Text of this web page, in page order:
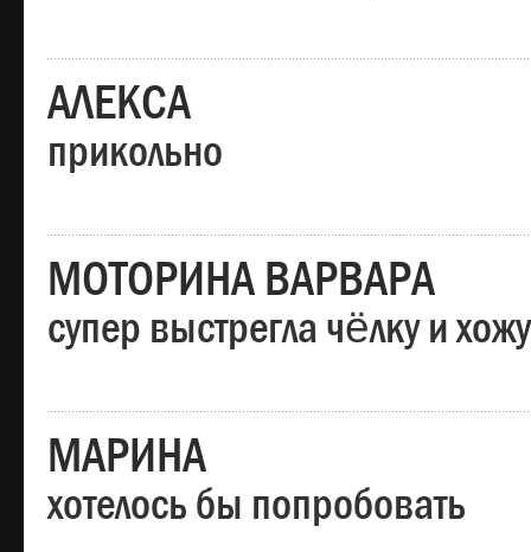
АЛЕКСА
прикольно
МОТОРИНА ВАРВАРА
супер выстрегла чёлку и
МАРИНА
хотелось бы попробовать